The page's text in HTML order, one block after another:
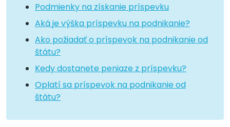
Podmienky na získanie príspevku
Aká je výška príspevku na podnikanie?
Ako požiadať o príspevok na podnikanie od
štátu?
Kedy dostanete peniaze z príspevku?
Oplatí sa príspevok na podnikanie od
štátu?